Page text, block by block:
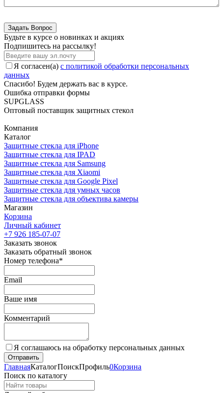
Будьте в курсе о новинках и акциях
Подпишитесь на рассылкy!
Я согласен(a) с политикой обработки персональных
данных
Спасибо! Будем держать вас в курсе.
Ошибка отправки формы
SUPGLASS
Оптовый поставщик защитных стекол
Компания
Каталог
Защитные стекла для iPhone
Защитные стекла для IPAD
Защитные стекла для Samsung
Защитные стекла для Xiaomi
Защитные стекла для Google Pixel
Защитные стекла для умных часов
Защитные стекла для объектива камеры
Магазин
Корзина
Личный кабинет
+7 926 185-07-07
Заказать звонок
Заказать обратный звонок
Номер телефона*
Email
Ваше имя
Комментарий
Я соглашаюсь на обработку персональных данных
ГлавнаяКаталогПоискПрофиль0Корзина
Поиск по каталогу